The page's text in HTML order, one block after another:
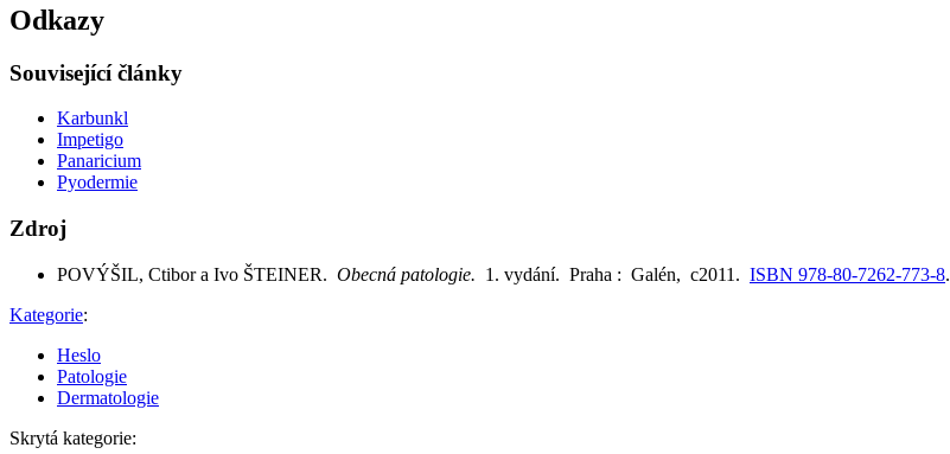
Odkazy
Související články
Karbunkl
Impetigo
Panaricium
Pyodermie
Zdroj
POVÝŠIL, Ctibor a Ivo ŠTEINER. Obecná patologie. 1. vydání. Praha : Galén, c2011. ISBN 978-80-7262-773-8.
Kategorie:
Heslo
Patologie
Dermatologie
Skrytá kategorie: